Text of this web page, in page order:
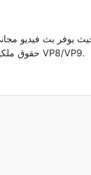
حقوق ملكية باستخدام برامج الترميز VP8/VP9.